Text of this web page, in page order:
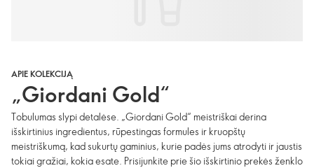
APIE KOLEKCIJĄ
„Giordani Gold“
Tobulumas slypi detalėse. „Giordani Gold“ meistriškai derina
išskirtinius ingredientus, rūpestingas formules ir kruopštų
meistriškumą, kad sukurtų gaminius, kurie padės jums atrodyti ir jaustis
tokiai gražiai, kokia esate. Prisijunkite prie šio išskirtinio prekės ženklo